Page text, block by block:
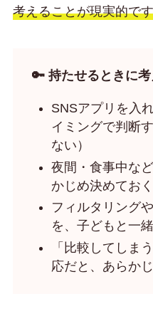
考えることが現実的で
🔑 持たせるときに
SNSアプリを入
イミングで判断
ない）
夜間・食事中な
かじめ決めておく
フィルタリング
を、子どもと一
「比較してしま
応だと、あらか